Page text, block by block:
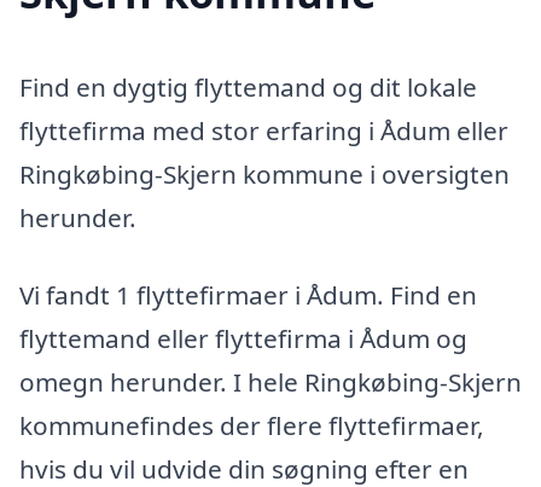
Find en dygtig flyttemand og dit lokale
flyttefirma med stor erfaring i Ådum eller
Ringkøbing-Skjern kommune i oversigten
herunder.
Vi fandt 1 flyttefirmaer i Ådum. Find en
flyttemand eller flyttefirma i Ådum og
omegn herunder. I hele Ringkøbing-Skjern
kommunefindes der flere flyttefirmaer,
hvis du vil udvide din søgning efter en